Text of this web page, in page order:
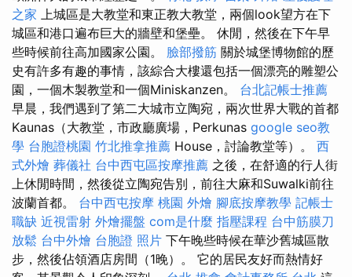
之家 上城區是大教堂和東正教大教堂，兩個look望方在下
城區和港口遍布巨大的牆壁和堡壘。 休閒，然後在下午早
些時候前往高加國家公園。 臉部撥筋 關於城堡博物館的歷
史有許多有趣的事情，該綜合大樓還包括一個漂亮的雕塑公
園，一個木製教堂和一個Miniskanzen。 台北記帳士推薦
早晨，我們遇到了第二大城市立陶宛，兩次世界大戰的首都
Kaunas（大教堂，市政廳廣場，Perkunas google seo教
學 台胞證桃園 竹北推拿推薦 House，討論教堂等）。 西
式外燴 葬儀社 台中西屯區按摩推薦 之後，在舒適的行人街
上休閒時間，然後從立陶宛告別，前往大麻和Suwalki前往
波蘭首都。 台中西屯按摩 桃園 外燴 腳底按摩教學 記帳士
職缺 近視雷射 外燴擺盤 com是什麼 指壓課程 台中筋膜刀
放鬆 台中外燴 台胞證 照片 下午晚些時候在華沙舊城區散
步，然後佔領酒店房間（1晚）。 它的居民友好而熱情好